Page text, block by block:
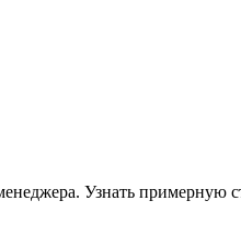
Узнать примерную